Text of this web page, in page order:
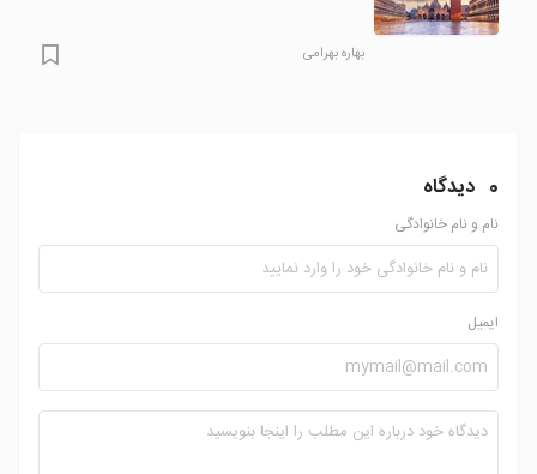
بهاره بهرامی
0 دیدگاه
نام و نام خانوادگی
ایمیل